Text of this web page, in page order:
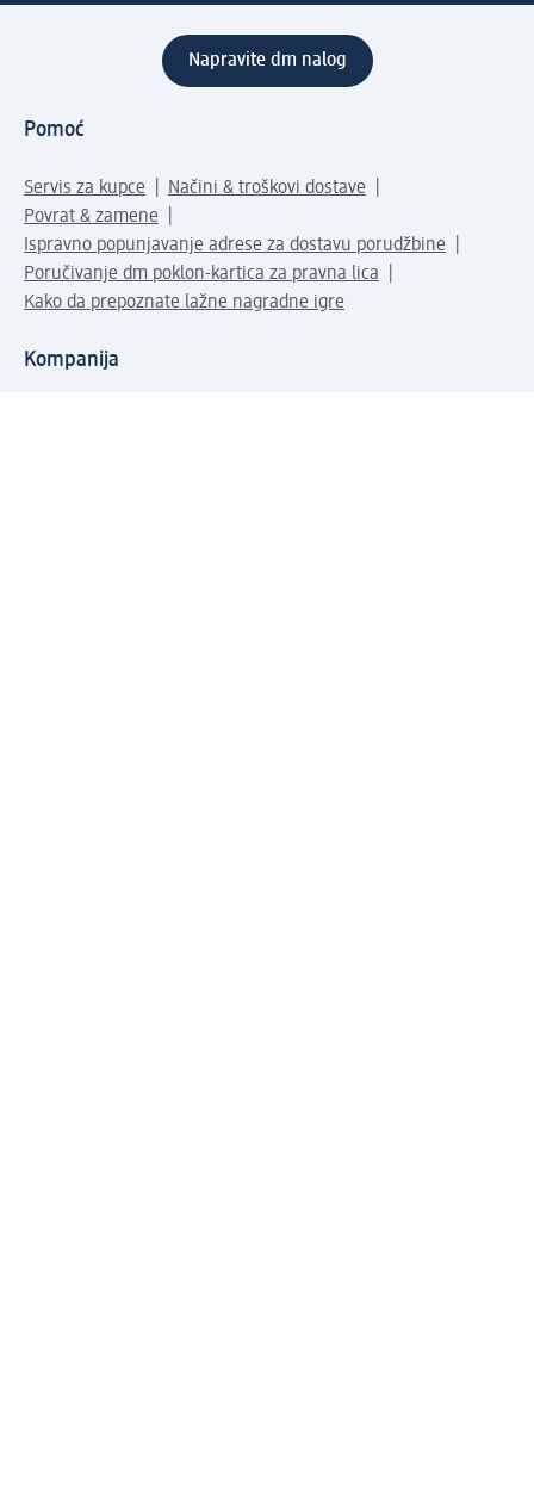
Napravite dm nalog
Pomoć
Servis za kupce
Načini & troškovi dostave
Povrat & zamene
Ispravno popunjavanje adrese za dostavu porudžbine
Poručivanje dm poklon-kartica za pravna lica
Kako da prepoznate lažne nagradne igre
Kompanija